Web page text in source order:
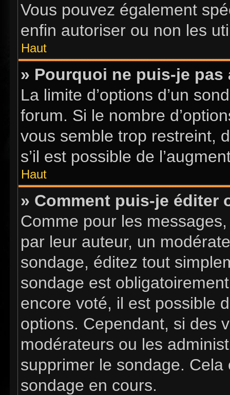
Vous pouvez également
enfin autoriser ou non les
Haut
» Pourquoi ne puis-je
La limite d’options d’un
forum. Si le nombre
vous semble trop restreint,
s’il est possible de
Haut
» Comment puis-je éditer
Comme pour les
par leur auteur, un
sondage, éditez tout
sondage est
encore voté, il est possible
options. Cependant, si des
modérateurs ou les
supprimer le sondage. Cela
sondage en cours.